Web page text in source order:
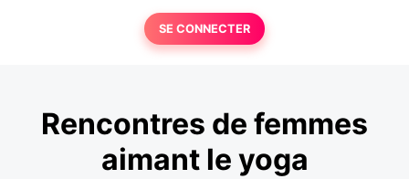
SE CONNECTER
Rencontres de femmes
aimant le yoga